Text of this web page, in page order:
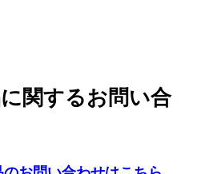
関するお問い合